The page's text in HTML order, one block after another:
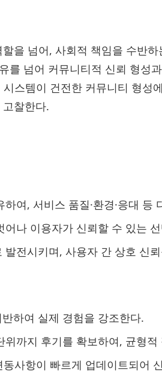
을 넘어, 사회적 책임을 수반
를 넘어 커뮤니티적 신뢰 형성
스템이 건전한 커뮤니티 형성
찰한다.
여, 서비스 품질·환경·응대 등
어나 이용자가 신뢰할 수 있는
전시키며, 사용자 간 상호 신
하여 실제 경험을 강조한다.
까지 후기를 확보하여, 균형
사항이 빠르게 업데이트되어